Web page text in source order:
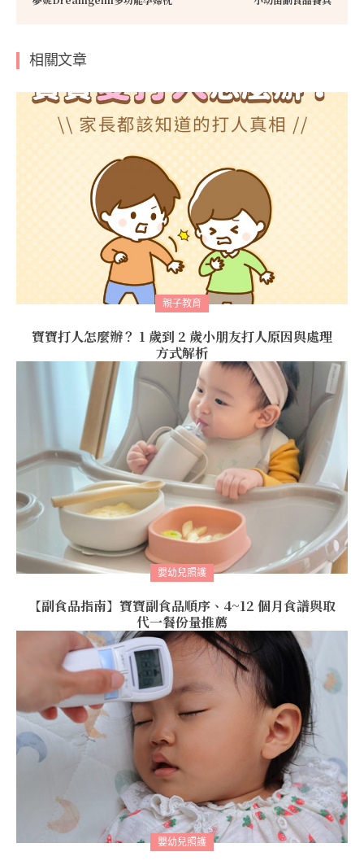
相關文章
親子教育
寶寶打人怎麼辦？ 1 歲到 2 歲小朋友打人原因與處理
方式解析
嬰幼兒照護
【副食品指南】寶寶副食品順序、4~12 個月食譜與取
代一餐份量推薦
嬰幼兒照護